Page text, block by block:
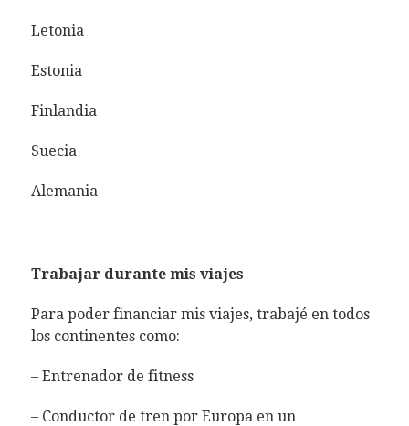
Letonia
Estonia
Finlandia
Suecia
Alemania
Trabajar durante mis viajes
Para poder financiar mis viajes, trabajé en todos
los continentes como:
– Entrenador de fitness
– Conductor de tren por Europa en un